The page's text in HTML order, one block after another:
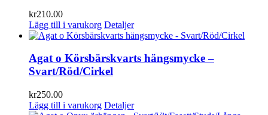
kr210.00
Lägg till i varukorg Detaljer
Agat o Körsbärskvarts hängsmycke –
Svart/Röd/Cirkel
kr250.00
Lägg till i varukorg Detaljer